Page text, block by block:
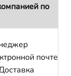
по
почте